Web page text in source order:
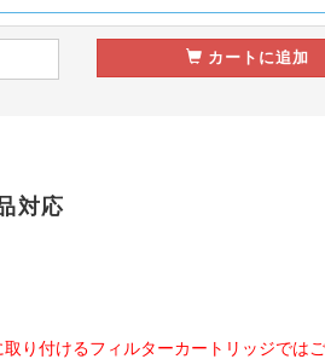
カートに追加
対応
り付けるフィルターカートリッジでは